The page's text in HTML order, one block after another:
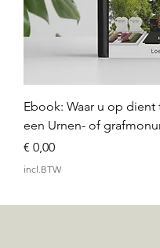
Ebook: Waar u op
een Urnen- of
Prijs
€ 0,00
incl.BTW